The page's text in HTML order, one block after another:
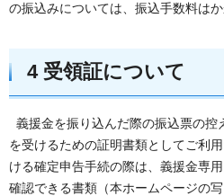
の振込みについては、振込手数料はか
4 受領証について
義援金を振り込んだ際の振込票の控
を受けるための証明書類としてご利
ける確定申告手続の際は、義援金専
確認できる書類（本ホームページの